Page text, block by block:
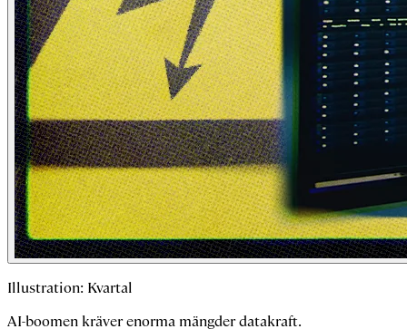
Illustration: Kvartal
AI-boomen kräver enorma mängder datakraft.